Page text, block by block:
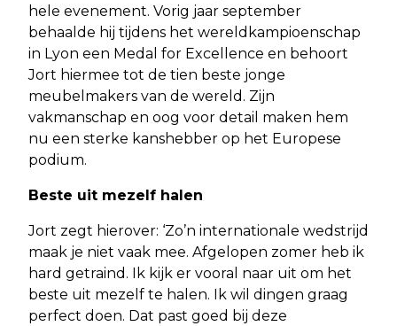
hele evenement. Vorig jaar september
behaalde hij tijdens het wereldkampioenschap
in Lyon een Medal for Excellence en behoort
Jort hiermee tot de tien beste jonge
meubelmakers van de wereld. Zijn
vakmanschap en oog voor detail maken hem
nu een sterke kanshebber op het Europese
podium.
Beste uit mezelf halen
Jort zegt hierover: ‘Zo’n internationale wedstrijd
maak je niet vaak mee. Afgelopen zomer heb ik
hard getraind. Ik kijk er vooral naar uit om het
beste uit mezelf te halen. Ik wil dingen graag
perfect doen. Dat past goed bij deze